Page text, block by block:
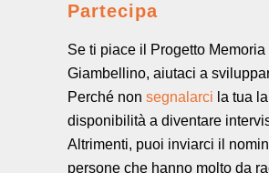
Partecipa
Se ti piace il Progetto Memoria
Giambellino, aiutaci a
Perché non segnalarci la tua
disponibilità a diventare
Altrimenti, puoi inviarci il
persone che hanno molto da